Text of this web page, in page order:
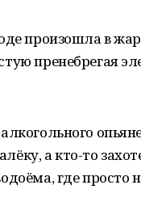
произошла в
пренебрегая
а кто-то
где просто